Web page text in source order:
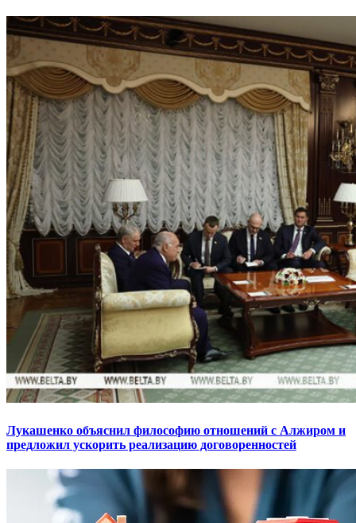
Лукашенко объяснил философию отношений с Алжиром и
предложил ускорить реализацию договоренностей